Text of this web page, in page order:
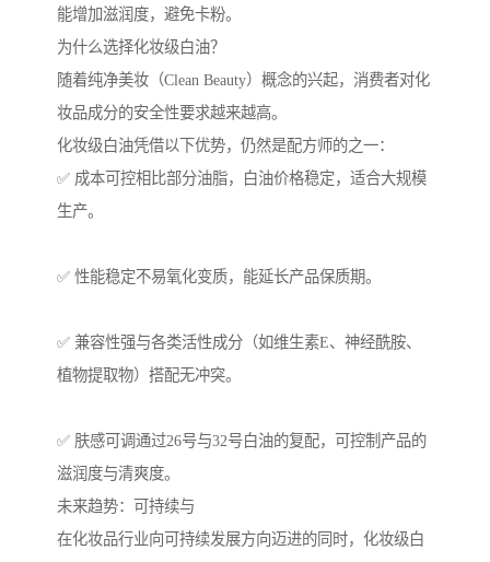
能增加滋润度，避免卡粉。
为什么选择化妆级白油？
随着纯净美妆（Clean Beauty）概念的兴起，消费者对化
妆品成分的安全性要求越来越高。
化妆级白油凭借以下优势，仍然是配方师的之一：
✅ 成本可控相比部分油脂，白油价格稳定，适合大规模
生产。
✅ 性能稳定不易氧化变质，能延长产品保质期。
✅ 兼容性强与各类活性成分（如维生素E、神经酰胺、
植物提取物）搭配无冲突。
✅ 肤感可调通过26号与32号白油的复配，可控制产品的
滋润度与清爽度。
未来趋势：可持续与
在化妆品行业向可持续发展方向迈进的同时，化妆级白